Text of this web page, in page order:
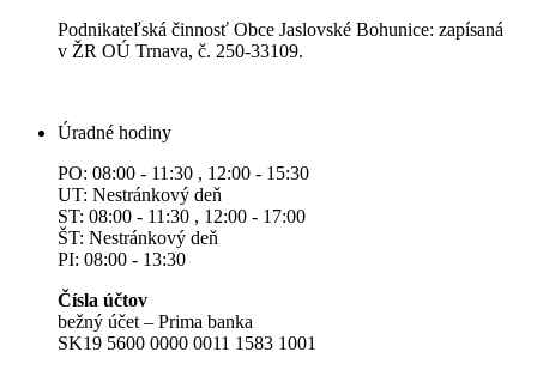
Podnikateľská činnosť Obce Jaslovské Bohunice: zapísaná
v ŽR OÚ Trnava, č. 250-33109.
Úradné hodiny
PO: 08:00 - 11:30 , 12:00 - 15:30
UT: Nestránkový deň
ST: 08:00 - 11:30 , 12:00 - 17:00
ŠT: Nestránkový deň
PI: 08:00 - 13:30
Čísla účtov
bežný účet – Prima banka
SK19 5600 0000 0011 1583 1001